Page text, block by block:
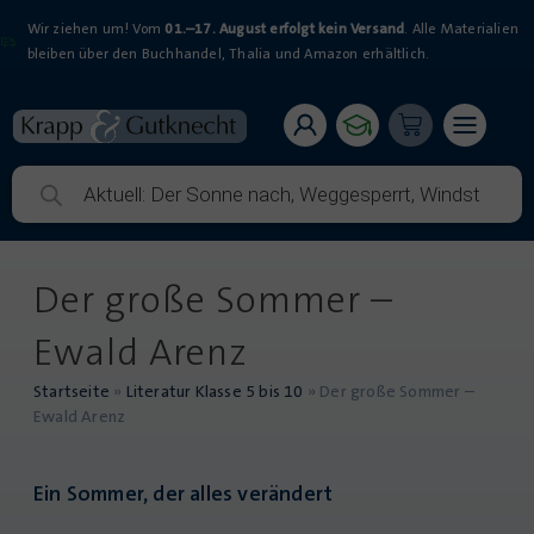
Wir ziehen um! Vom 01.–17. August erfolgt kein Versand. Alle Materialien
bleiben über den Buchhandel, Thalia und Amazon erhältlich.
Der große Sommer –
Ewald Arenz
Startseite » Literatur Klasse 5 bis 10 » Der große Sommer –
Ewald Arenz
Ein Sommer, der alles verändert